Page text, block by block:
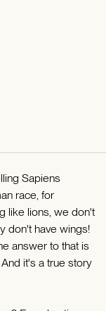
Sapiens
race, for
like lions, we don't
don't have wings!
answer to that is
it's a true story